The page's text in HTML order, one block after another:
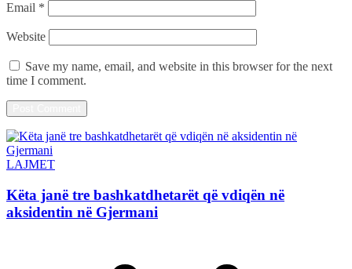
Email *
Website
Save my name, email, and website in this browser for the next
time I comment.
LAJMET
Këta janë tre bashkatdhetarët që vdiqën në
aksidentin në Gjermani